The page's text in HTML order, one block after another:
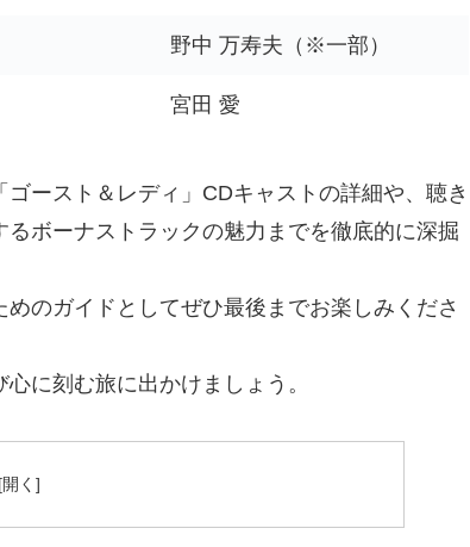
野中 万寿夫（※一部）
宮田 愛
ースト＆レディ」CDキャストの詳細や、聴き
ボーナストラックの魅力までを徹底的に深掘
のガイドとしてぜひ最後までお楽しみくださ
に刻む旅に出かけましょう。